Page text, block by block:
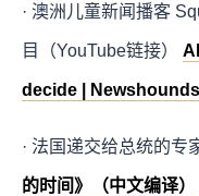
· 澳洲儿童新闻播客
目（YouTube链接）
decide | Newshounds
· 法国递交给总统的专
的时间》（中文编译）